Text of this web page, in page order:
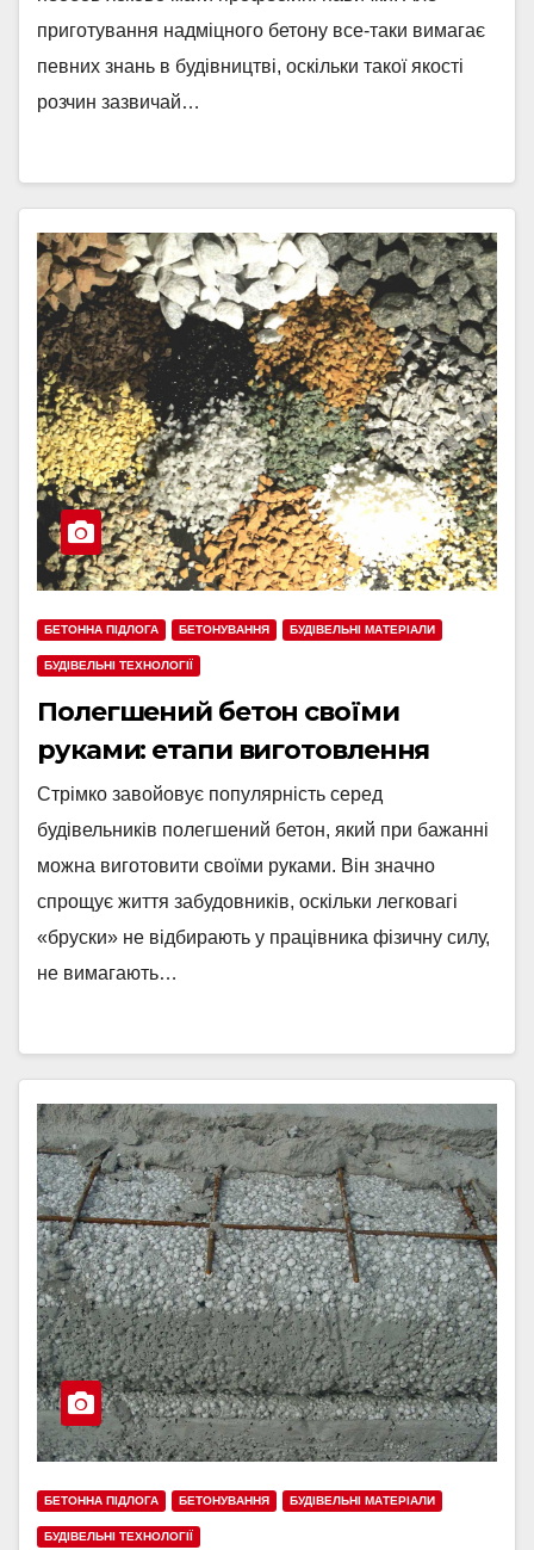
приготування надміцного бетону все-таки вимагає
певних знань в будівництві, оскільки такої якості
розчин зазвичай…
БЕТОННА ПІДЛОГА БЕТОНУВАННЯ БУДІВЕЛЬНІ МАТЕРІАЛИ
БУДІВЕЛЬНІ ТЕХНОЛОГІЇ
Полегшений бетон своїми
руками: етапи виготовлення
Стрімко завойовує популярність серед
будівельників полегшений бетон, який при бажанні
можна виготовити своїми руками. Він значно
спрощує життя забудовників, оскільки легковагі
«бруски» не відбирають у працівника фізичну силу,
не вимагають…
БЕТОННА ПІДЛОГА БЕТОНУВАННЯ БУДІВЕЛЬНІ МАТЕРІАЛИ
БУДІВЕЛЬНІ ТЕХНОЛОГІЇ